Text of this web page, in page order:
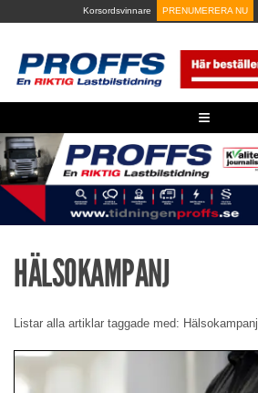
to
Korsordsvinnare PRENUMERERA NU
≡
HÄLSOKAMPANJ
Listar alla artiklar taggade med: Hälsokampanj